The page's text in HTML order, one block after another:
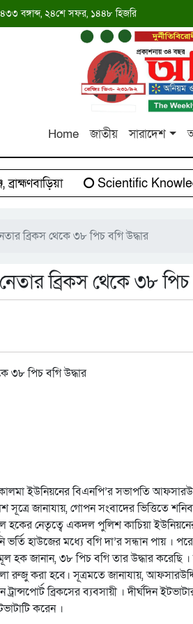
বঙ্গাব্দ, ২৪শে সফর, ১৪৪৮ হিজরি
Home জাতীয় সারাদেশ
Scientific
ব্রিকস থেকে ৩৮ পিচ বগি উদ্ধার
ব্রিকস থেকে ৩৮ পিচ
ইউনিয়নের বিএনপি’র সভাপতি
জানাযায়, গোপন সংবাদের ভিত্তিতে
হকেরনেতৃত্বে একদল পুলিশ কাচিয়া
ভর্তি হাউজের মধ্যে বগি দা’র সন্ধান পায় ।
হক জানান, ৩৮ পিচ বগি তার উদ্ধার
রুজু করা হবে। সূত্রমতে জানাযায়,
ব্রিকসের ব্যবসায়ী । দীর্ঘদিন
করেন ।